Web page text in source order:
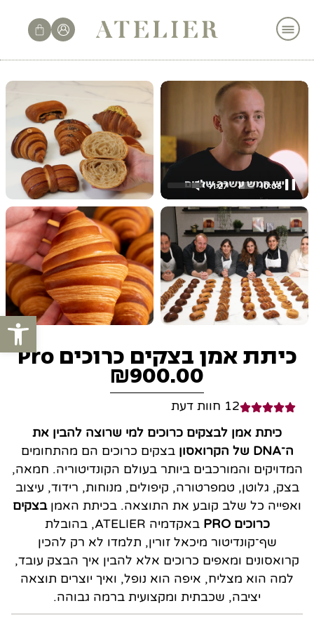
כיתת אמן בצקים כרוכים Pro
₪900.00
12 חוות דעת
כיתת אמן לבצקים כרוכים למי שרוצה להבין את
ה־DNA של הקרואסון
בצקים כרוכים הם מהתחומים
המדויקים והמורכבים ביותר בעולם הקונדיטוריה. חמאה,
בצק, גלוטן, טמפרטורה, קיפולים, מנוחות, רידוד, עיצוב
ואפייה כל שלב קובע את התוצאה. בכיתת האמןבצקים
כרוכים PRO
באקדמיה ATELIER, בהובלת
שף־קונדיטור מיכאל זורין, תלמדו לא רק להכין
קרואסונים ומאפים כרוכים אלא להבין איך הבצק עובד,
למה הוא מצליח, איפה הוא נופל, ואיך יוצרים תוצאה
יציבה, שכבתית ומקצועית ברמה גבוהה.
00:06
01:27
פתח